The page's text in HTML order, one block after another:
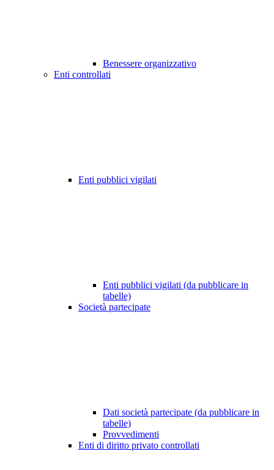
Benessere organizzativo
Enti controllati
Enti pubblici vigilati
Enti pubblici vigilati (da pubblicare in
tabelle)
Società partecipate
Dati società partecipate (da pubblicare in
tabelle)
Provvedimenti
Enti di diritto privato controllati